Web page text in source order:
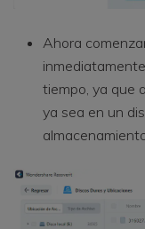
Ahora
tiempo, ya que
ya sea en un